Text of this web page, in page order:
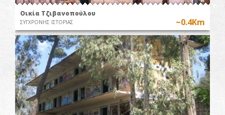
Οικία Τζιβανοπούλου
ΣΥΓΧΡΟΝΗΣ ΙΣΤΟΡΙΑΣ ~0.4Km